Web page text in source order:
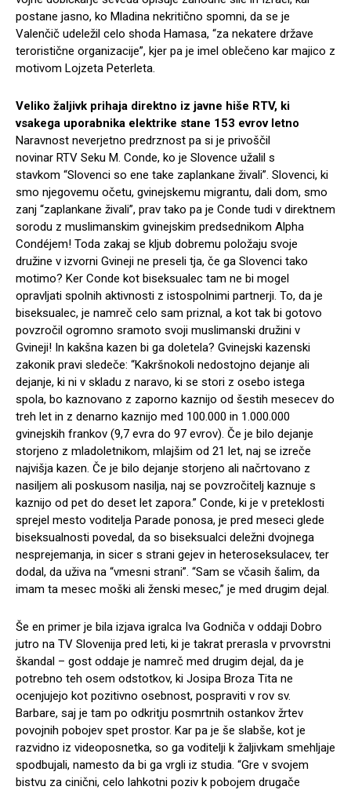
postane jasno, ko Mladina nekritično spomni, da se je
Valenčič udeležil celo shoda Hamasa, “za nekatere države
teroristične organizacije”, kjer pa je imel oblečeno kar majico z
motivom Lojzeta Peterleta.
Veliko žaljivk prihaja direktno iz javne hiše RTV, ki
vsakega uporabnika elektrike stane 153 evrov letno
Naravnost neverjetno predrznost pa si je privoščil
novinar RTV Seku M. Conde, ko je Slovence užalil s
stavkom “Slovenci so ene take zaplankane živali”. Slovenci, ki
smo njegovemu očetu, gvinejskemu migrantu, dali dom, smo
zanj “zaplankane živali”, prav tako pa je Conde tudi v direktnem
sorodu z muslimanskim gvinejskim predsednikom Alpha
Condéjem! Toda zakaj se kljub dobremu položaju svoje
družine v izvorni Gvineji ne preseli tja, če ga Slovenci tako
motimo? Ker Conde kot biseksualec tam ne bi mogel
opravljati spolnih aktivnosti z istospolnimi partnerji. To, da je
biseksualec, je namreč celo sam priznal, a kot tak bi gotovo
povzročil ogromno sramoto svoji muslimanski družini v
Gvineji! In kakšna kazen bi ga doletela? Gvinejski kazenski
zakonik pravi sledeče: “Kakršnokoli nedostojno dejanje ali
dejanje, ki ni v skladu z naravo, ki se stori z osebo istega
spola, bo kaznovano z zaporno kaznijo od šestih mesecev do
treh let in z denarno kaznijo med 100.000 in 1.000.000
gvinejskih frankov (9,7 evra do 97 evrov). Če je bilo dejanje
storjeno z mladoletnikom, mlajšim od 21 let, naj se izreče
najvišja kazen. Če je bilo dejanje storjeno ali načrtovano z
nasiljem ali poskusom nasilja, naj se povzročitelj kaznuje s
kaznijo od pet do deset let zapora.” Conde, ki je v preteklosti
sprejel mesto voditelja Parade ponosa, je pred meseci glede
biseksualnosti povedal, da so biseksualci deležni dvojnega
nesprejemanja, in sicer s strani gejev in heteroseksulacev, ter
dodal, da uživa na “vmesni strani”. “Sam se včasih šalim, da
imam ta mesec moški ali ženski mesec,” je med drugim dejal.
Še en primer je bila izjava igralca Iva Godniča v oddaji Dobro
jutro na TV Slovenija pred leti, ki je takrat prerasla v prvovrstni
škandal – gost oddaje je namreč med drugim dejal, da je
potrebno teh osem odstotkov, ki Josipa Broza Tita ne
ocenjujejo kot pozitivno osebnost, pospraviti v rov sv.
Barbare, saj je tam po odkritju posmrtnih ostankov žrtev
povojnih pobojev spet prostor. Kar pa je še slabše, kot je
razvidno iz videoposnetka, so ga voditelji k žaljivkam smehljaje
spodbujali, namesto da bi ga vrgli iz studia. “Gre v svojem
bistvu za cinični, celo lahkotni poziv k pobojem drugače